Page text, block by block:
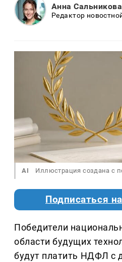
Анна Сальникова
Редактор
AI Иллюстрация создана с
Подписаться
Победители
области будущих
будут платить НДФЛ с